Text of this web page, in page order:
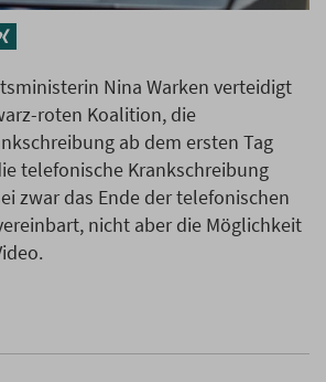
Nina Warken verteidigt
roten Koalition, die
ab dem ersten Tag
telefonische Krankschreibung
zwar das Ende der telefonischen
nicht aber die Möglichkeit